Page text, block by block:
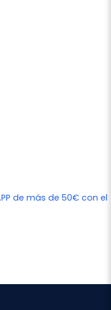
de más de 50€ con el